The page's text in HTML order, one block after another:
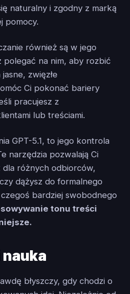
naturalny i zgodny z marką
pomocy.
również są w jego
na nim, aby rozbić
zwięzłe
Ci pokonać bariery
pracujesz z
lub treściami.
GPT-5.1, to jego kontrola
narzędzia pozwalają Ci
dla różnych odbiorców,
dążysz do formalnego
bardziej swobodnego
tonu treści
nauka
błyszczy, gdy chodzi o